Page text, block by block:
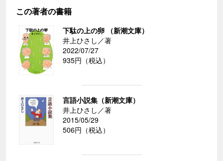
この著者の書籍
下駄の上の卵 （新潮文庫）
井上ひさし／著
2022/07/27
935円（税込）
言語小説集（新潮文庫）
井上ひさし／著
2015/05/29
506円（税込）